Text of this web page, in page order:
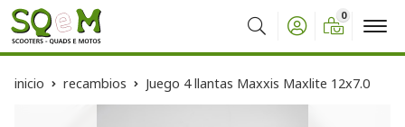
Buscar
0
inicio recambios Juego 4 llantas Maxxis Maxlite 12x7.0